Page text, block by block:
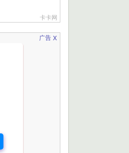
广告 x